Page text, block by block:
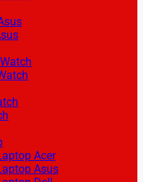
Acer
Asus